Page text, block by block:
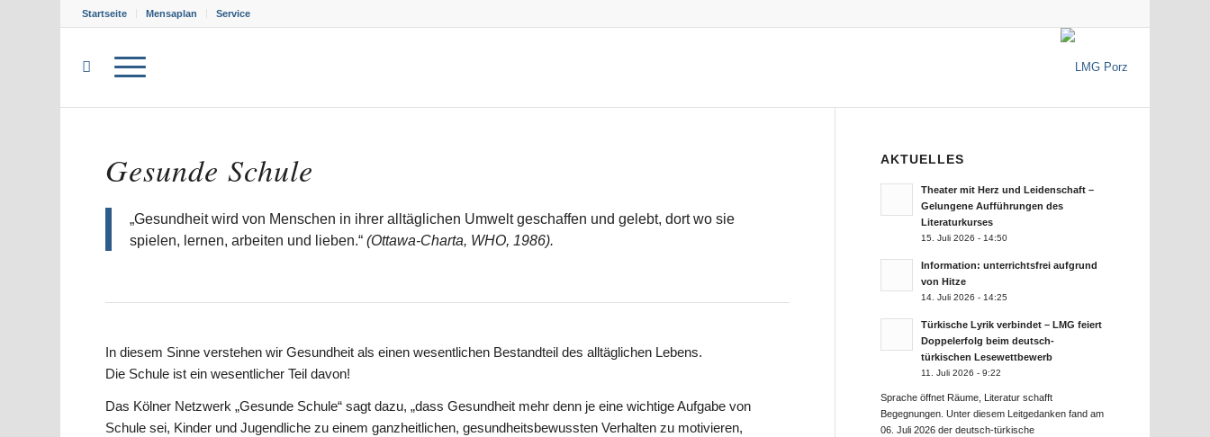
Startseite Mensaplan Service
Gesunde Schule
„Gesundheit wird von Menschen in ihrer alltäglichen Umwelt geschaffen und gelebt, dort wo sie
spielen, lernen, arbeiten und lieben.“(Ottawa-Charta, WHO, 1986).
In diesem Sinne verstehen wir Gesundheit als einen wesentlichen Bestandteil des alltäglichen Lebens.
Die Schule ist ein wesentlicher Teil davon!
Das Kölner Netzwerk „Gesunde Schule“ sagt dazu, „dass Gesundheit mehr denn je eine wichtige Aufgabe von
Schule sei, Kinder und Jugendliche zu einem ganzheitlichen, gesundheitsbewussten Verhalten zu motivieren,
AKTUELLES
Theater mit Herz und Leidenschaft –
Gelungene Aufführungen des
Literaturkurses
15. Juli 2026 - 14:50
Information: unterrichtsfrei aufgrund
von Hitze
14. Juli 2026 - 14:25
Türkische Lyrik verbindet – LMG feiert
Doppelerfolg beim deutsch-
türkischen Lesewettbewerb
11. Juli 2026 - 9:22
Sprache öffnet Räume, Literatur schafft
Begegnungen. Unter diesem Leitgedanken fand am
06. Juli 2026 der deutsch-türkische